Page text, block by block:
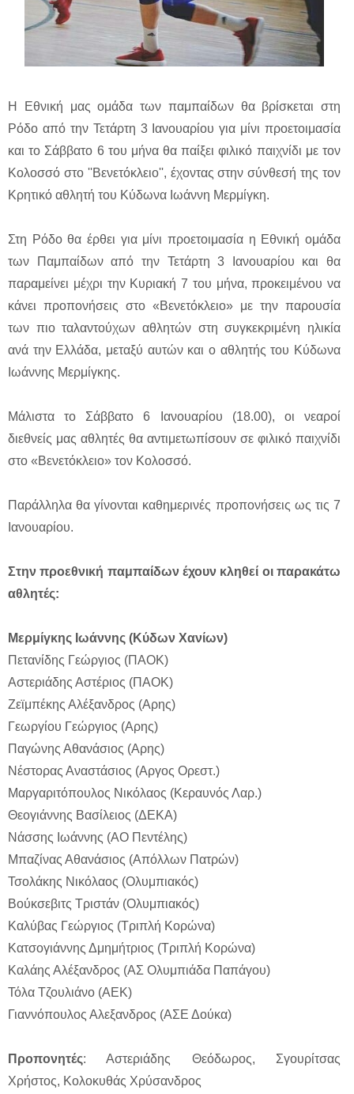
Η Εθνική μας ομάδα των παμπαίδων θα βρίσκεται στη
Ρόδο από την Τετάρτη 3 Ιανουαρίου για μίνι προετοιμασία
και το Σάββατο 6 του μήνα θα παίξει φιλικό παιχνίδι με τον
Κολοσσό στο ''Βενετόκλειο'', έχοντας στην σύνθεσή της τον
Κρητικό αθλητή του Κύδωνα Ιωάννη Μερμίγκη.
Στη Ρόδο θα έρθει για μίνι προετοιμασία η Εθνική ομάδα
των Παμπαίδων από την Τετάρτη 3 Ιανουαρίου και θα
παραμείνει μέχρι την Κυριακή 7 του μήνα, προκειμένου να
κάνει προπονήσεις στο «Βενετόκλειο» με την παρουσία
των πιο ταλαντούχων αθλητών στη συγκεκριμένη ηλικία
ανά την Ελλάδα, μεταξύ αυτών και ο αθλητής του Κύδωνα
Ιωάννης Μερμίγκης.
Μάλιστα το Σάββατο 6 Ιανουαρίου (18.00), οι νεαροί
διεθνείς μας αθλητές θα αντιμετωπίσουν σε φιλικό παιχνίδι
στο «Βενετόκλειο» τον Κολοσσό.
Παράλληλα θα γίνονται καθημερινές προπονήσεις ως τις 7
Ιανουαρίου.
Στην προεθνική παμπαίδων έχουν κληθεί οι παρακάτω
αθλητές:
Μερμίγκης Ιωάννης (Κύδων Χανίων)
Πετανίδης Γεώργιος (ΠΑΟΚ)
Αστεριάδης Αστέριος (ΠΑΟΚ)
Ζεϊμπέκης Αλέξανδρος (Αρης)
Γεωργίου Γεώργιος (Αρης)
Παγώνης Αθανάσιος (Αρης)
Νέστορας Αναστάσιος (Αργος Ορεστ.)
Μαργαριτόπουλος Νικόλαος (Κεραυνός Λαρ.)
Θεογιάννης Βασίλειος (ΔΕΚΑ)
Νάσσης Ιωάννης (ΑΟ Πεντέλης)
Μπαζίνας Αθανάσιος (Απόλλων Πατρών)
Τσολάκης Νικόλαος (Ολυμπιακός)
Βούκσεβιτς Τριστάν (Ολυμπιακός)
Καλύβας Γεώργιος (Τριπλή Κορώνα)
Κατσογιάννης Δμημήτριος (Τριπλή Κορώνα)
Καλάης Αλέξανδρος (ΑΣ Ολυμπιάδα Παπάγου)
Τόλα Τζουλιάνο (ΑΕΚ)
Γιαννόπουλος Αλεξανδρος (ΑΣΕ Δούκα)
Προπονητές: Αστεριάδης Θεόδωρος, Σγουρίτσας
Χρήστος, Κολοκυθάς Χρύσανδρος